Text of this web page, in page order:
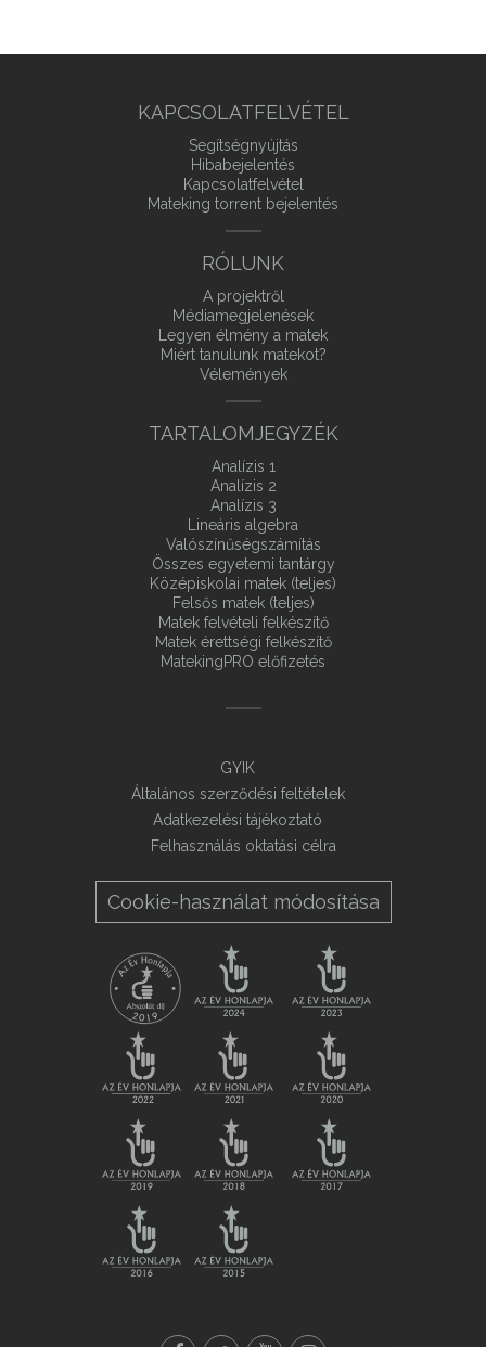
KAPCSOLATFELVÉTEL
Segítségnyújtás
Hibabejelentés
Kapcsolatfelvétel
Mateking torrent bejelentés
RÓLUNK
A projektről
Médiamegjelenések
Legyen élmény a matek
Miért tanulunk matekot?
Vélemények
TARTALOMJEGYZÉK
Analízis 1
Analízis 2
Analízis 3
Lineáris algebra
Valószínűségszámítás
Összes egyetemi tantárgy
Középiskolai matek (teljes)
Felsős matek (teljes)
Matek felvételi felkészítő
Matek érettségi felkészítő
MatekingPRO előfizetés
GYIK
Általános szerződési feltételek
Adatkezelési tájékoztató
Felhasználás oktatási célra
Cookie-használat módosítása